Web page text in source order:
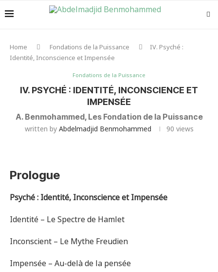
Home Fondations de la Puissance
IV. Psyché :
Identité, Inconscience et Impensée
Fondations de la Puissance
IV. PSYCHÉ : IDENTITÉ, INCONSCIENCE ET
IMPENSÉE
A. Benmohammed, Les Fondation de la Puissance
written by Abdelmadjid Benmohammed 90 views
Prologue
Psyché : Identité, Inconscience et Impensée
Identité – Le Spectre de Hamlet
Inconscient – Le Mythe Freudien
Impensée – Au-delà de la pensée